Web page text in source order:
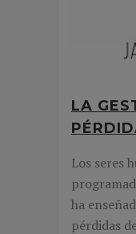
LA
Los seres
ha
pérdidas